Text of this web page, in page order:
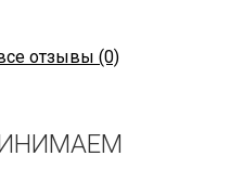
отзывы (0)